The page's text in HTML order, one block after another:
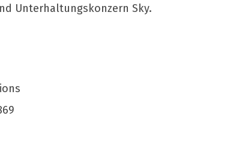
Unterhaltungskonzern Sky.